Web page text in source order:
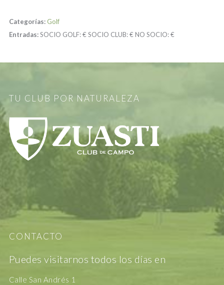
Categorías: Golf
Entradas:SOCIO GOLF:€ SOCIO CLUB:€ NO SOCIO:€
TU CLUB POR NATURALEZA
CONTACTO
Puedes visitarnos todos los días en
Calle San Andrés 1